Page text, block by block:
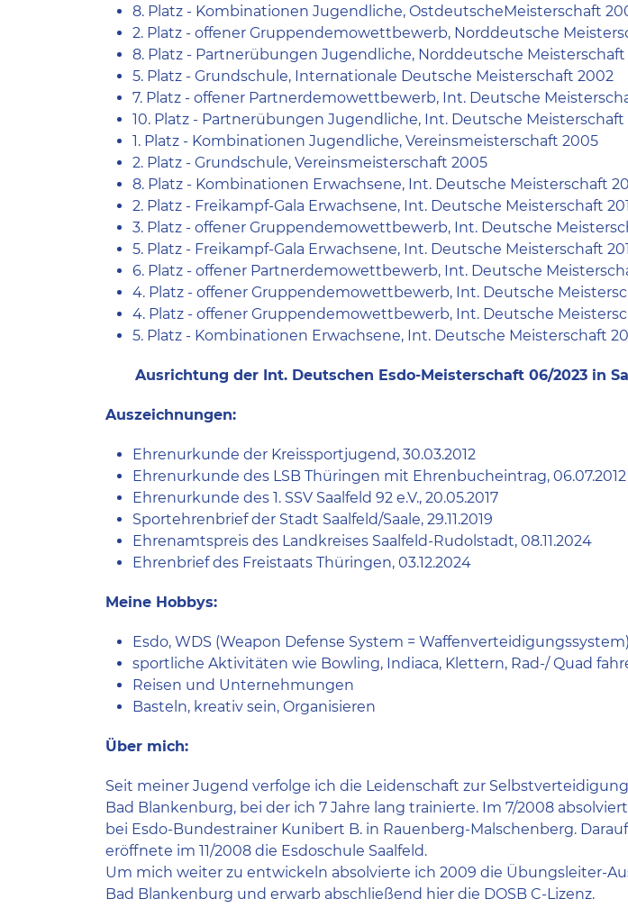
8. Platz - Kombinationen Jugendliche, OstdeutscheMeisterschaft
2. Platz - offener Gruppendemowettbewerb, Norddeutsche
8. Platz - Partnerübungen Jugendliche, Norddeutsche Meisterschaft
5. Platz - Grundschule, Internationale Deutsche Meisterschaft 2002
7. Platz - offener Partnerdemowettbewerb, Int. Deutsche
10. Platz - Partnerübungen Jugendliche, Int. Deutsche Meisterschaft
1. Platz - Kombinationen Jugendliche, Vereinsmeisterschaft 2005
2. Platz - Grundschule, Vereinsmeisterschaft 2005
8. Platz - Kombinationen Erwachsene, Int. Deutsche Meisterschaft
2. Platz - Freikampf-Gala Erwachsene, Int. Deutsche Meisterschaft
3. Platz - offener Gruppendemowettbewerb, Int. Deutsche
5. Platz - Freikampf-Gala Erwachsene, Int. Deutsche Meisterschaft
6. Platz - offener Partnerdemowettbewerb, Int. Deutsche
4. Platz - offener Gruppendemowettbewerb, Int. Deutsche
4. Platz - offener Gruppendemowettbewerb, Int. Deutsche
5. Platz - Kombinationen Erwachsene, Int. Deutsche Meisterschaft
Ausrichtung der Int. Deutschen Esdo-Meisterschaft 06/2023 in
Auszeichnungen:
Ehrenurkunde der Kreissportjugend, 30.03.2012
Ehrenurkunde des LSB Thüringen mit Ehrenbucheintrag, 06.07.2012
Ehrenurkunde des 1. SSV Saalfeld 92 e.V., 20.05.2017
Sportehrenbrief der Stadt Saalfeld/Saale, 29.11.2019
Ehrenamtspreis des Landkreises Saalfeld-Rudolstadt, 08.11.2024
Ehrenbrief des Freistaats Thüringen, 03.12.2024
Meine Hobbys:
Esdo, WDS (Weapon Defense System = Waffenverteidigungssystem)
sportliche Aktivitäten wie Bowling, Indiaca, Klettern, Rad-/ Quad
Reisen und Unternehmungen
Basteln, kreativ sein, Organisieren
Über mich:
Seit meiner Jugend verfolge ich die Leidenschaft zur
Bad Blankenburg, bei der ich 7 Jahre lang trainierte. Im 7/2008
bei Esdo-Bundestrainer Kunibert B. in Rauenberg-Malschenberg.
eröffnete im 11/2008 die Esdoschule Saalfeld.
Um mich weiter zu entwickeln absolvierte ich 2009 die Übungsleiter-
Bad Blankenburg und erwarb abschließend hier die DOSB C-Lizenz.